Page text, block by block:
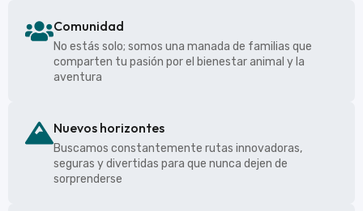
Comunidad
No estás solo; somos una manada de familias que
comparten tu pasión por el bienestar animal y la
aventura
Nuevos horizontes
Buscamos constantemente rutas innovadoras,
seguras y divertidas para que nunca dejen de
sorprenderse